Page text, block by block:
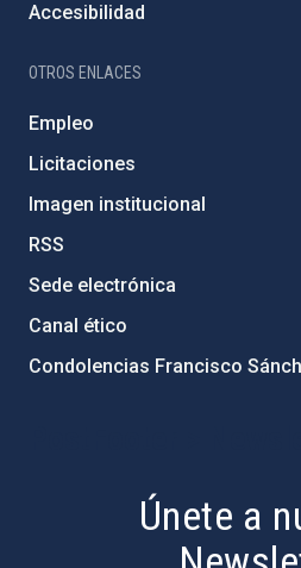
Accesibilidad
OTROS ENLACES
Empleo
Licitaciones
Imagen institucional
RSS
Sede electrónica
Canal ético
Condolencias Francisco
Únete a